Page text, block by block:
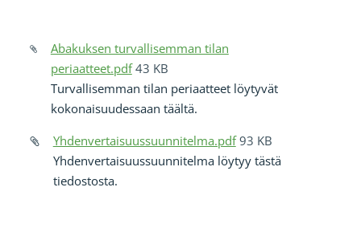
Abakuksen turvallisemman tilan
periaatteet.pdf 43 KB
Turvallisemman tilan periaatteet löytyvät
kokonaisuudessaan täältä.
Yhdenvertaisuussuunnitelma.pdf 93 KB
Yhdenvertaisuussuunnitelma löytyy tästä
tiedostosta.